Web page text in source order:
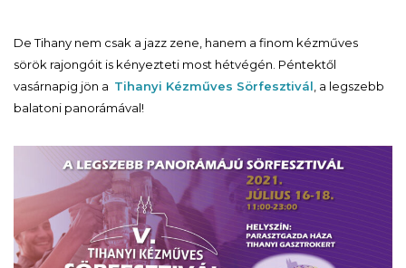
De Tihany nem csak a jazz zene, hanem a finom kézműves
sörök rajongóit is kényezteti most hétvégén. Péntektől
vasárnapig jön a Tihanyi Kézműves Sörfesztivál , a legszebb
balatoni panorámával!